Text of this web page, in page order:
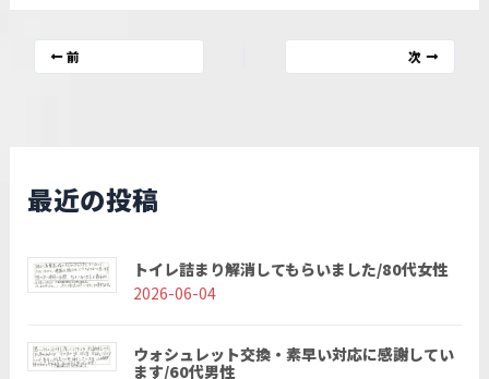
前 次
最近の投稿
トイレ詰まり解消してもらいました/80代女性
2026-06-04
ウォシュレット交換・素早い対応に感謝してい
ます/60代男性